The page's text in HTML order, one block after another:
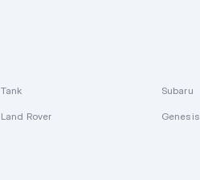
Tank Subaru
Land Rover Genesis